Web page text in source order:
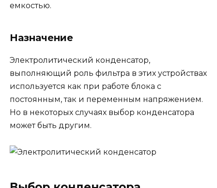
емкостью.
Назначение
Электролитический конденсатор,
выполняющий роль фильтра в этих устройствах
используется как при работе блока с
постоянным, так и переменным напряжением.
Но в некоторых случаях выбор конденсатора
может быть другим.